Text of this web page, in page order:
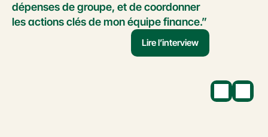
dépenses de groupe, et de coordonner
les actions clés de mon équipe finance.”
Lire l’interview